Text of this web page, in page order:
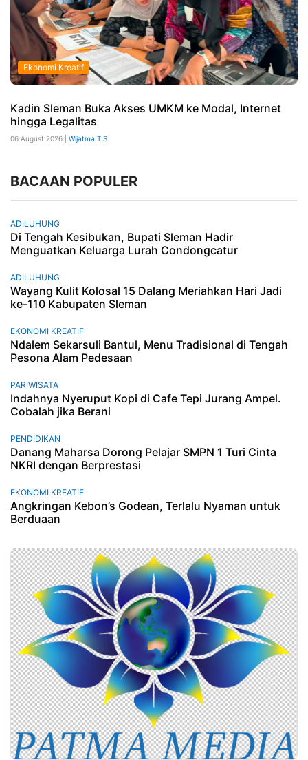
Ekonomi Kreatif
Kadin Sleman Buka Akses UMKM ke Modal, Internet
hingga Legalitas
06 August 2026 | Wijatma T S
BACAAN POPULER
ADILUHUNG
Di Tengah Kesibukan, Bupati Sleman Hadir
Menguatkan Keluarga Lurah Condongcatur
ADILUHUNG
Wayang Kulit Kolosal 15 Dalang Meriahkan Hari Jadi
ke-110 Kabupaten Sleman
EKONOMI KREATIF
Ndalem Sekarsuli Bantul, Menu Tradisional di Tengah
Pesona Alam Pedesaan
PARIWISATA
Indahnya Nyeruput Kopi di Cafe Tepi Jurang Ampel.
Cobalah jika Berani
PENDIDIKAN
Danang Maharsa Dorong Pelajar SMPN 1 Turi Cinta
NKRI dengan Berprestasi
EKONOMI KREATIF
Angkringan Kebon’s Godean, Terlalu Nyaman untuk
Berduaan